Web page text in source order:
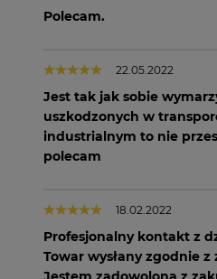
Polecam.
22.05.2022
Jest tak jak sobie
uszkodzonych w
industrialnym to nie
polecam
18.02.2022
Profesjonalny kontakt z
Towar wysłany zgodnie